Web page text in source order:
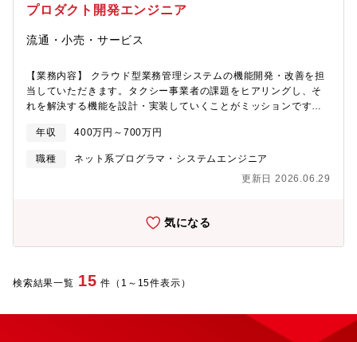
等)
プロダクト開発エンジニア
流通・小売・サービス
【業務内容】 クラウド型業務管理システムの機能開発・改善を担
当していただきます。タクシー事業者の課題をヒアリングし、そ
れを解決する機能を設計・実装していくことがミッションです。
リファクタリング 外部システムとのAPI連携開発(給与システム・
会計システム・決済システム等) システム全体のパフォーマンス改
善およびセキュリティ強化 技術選定およびアーキテクチャ設計へ
の参画 プロダクトマネージャー、デザイナー、カスタマーサクセ
支給 Backlog/Teamsを用いたオープンかつ非同期的なコミュニケ
ム対応の柔軟な勤務形態 ■技術スタック バックエンド:Golang /
Python / Ruby / Java / Node.js フロントエンド:Vue.js / React /
Azure その他:Docker、Git、CI/CD ツール:GitHub, GitBucket,
VSCode, VirtualBox, Autify コミュニケーション:Backlog,
年収 400万円～700万円
職種
ネット系プログラマ・システムエンジニア
更新日 2026.06.29
気になる
検索結果一覧 15 件（1～15件表示）